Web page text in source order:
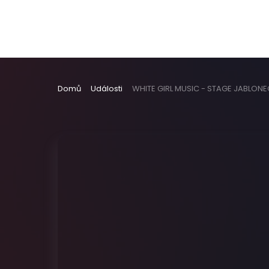
Domů Události WHITE GIRL MUSIC - STAGE